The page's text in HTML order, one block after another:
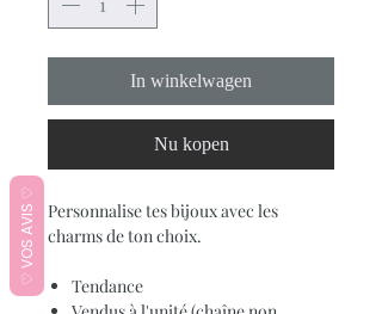
In winkelwagen
Nu kopen
Personnalise tes bijoux avec les
charms de ton choix.
Tendance
♡ VOS AVIS ♡